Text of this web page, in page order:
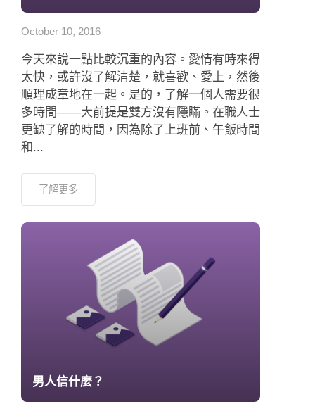
October 10, 2016
今天來說一點比較沉重的內容。愛情有時來得
太快，或許沒了解清楚，就喜歡、愛上，然後
順理成章地在一起。是的，了解一個人需要很
多時間——大前提是雙方沒有隱瞞。在職人士
更缺了解的時間，因為除了上班前、午飯時間
和...
了解更多
男人信什麼？